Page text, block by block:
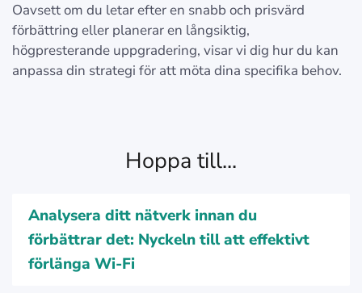
Oavsett om du letar efter en snabb och prisvärd
förbättring eller planerar en långsiktig,
högpresterande uppgradering, visar vi dig hur du kan
anpassa din strategi för att möta dina specifika behov.
Hoppa till...
Analysera ditt nätverk innan du
förbättrar det: Nyckeln till att effektivt
förlänga Wi-Fi